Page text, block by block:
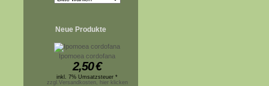
Neue Produkte
Ipomoea cordofana
2,50€
inkl. 7% Umsatzsteuer *
zzgl.Versandkosten, hier klicken